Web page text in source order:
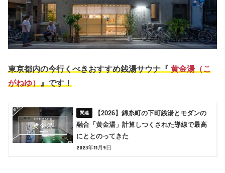
東京都内の今行くべきおすすめ銭湯サウナ『 黄金湯（こ
がねゆ）
』です！
【2026】錦糸町の下町銭湯とモダンの
融合「黄金湯」計算しつくされた導線で最高
にととのってきた
2023年11月9日